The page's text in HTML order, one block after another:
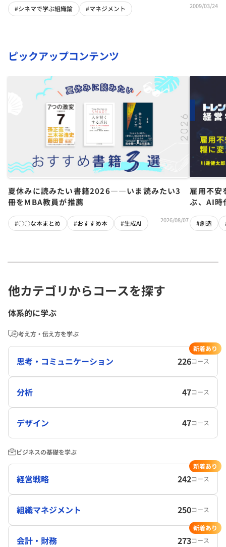
#シネマで学ぶ組織論 #マネジメント 2009/03/24
ピックアップコンテンツ
夏休みに読みたい書籍2026――いま読みたい3
冊をMBA教員が推薦
#〇〇な本まとめ #おすすめ本 #生成AI 2026/08/07
雇用不
ぶ、AI時
#創造
他カテゴリからコースを探す
体系的に学ぶ
考え方・伝え方を学ぶ
思考・コミュニケーション 226コース
新着あり
分析 47コース
デザイン 47コース
ビジネスの基礎を学ぶ
経営戦略 242コース
新着あり
組織マネジメント 250コース
会計・財務 273コース
新着あり